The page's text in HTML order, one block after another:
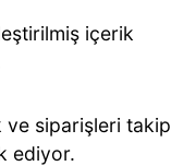
içerik
ve siparişleri takip
ediyor.